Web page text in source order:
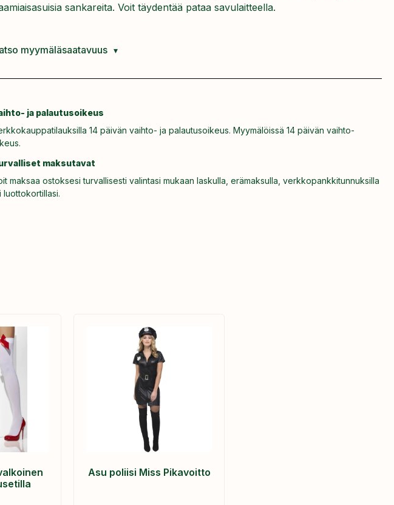
sankareita. Voit täydentää pataa savulaitteella.
myymäläsaatavuus
ja palautusoikeus
14 päivän vaihto- ja palautusoikeus. Myymälöissä 14 päivän vaihto-
maksutavat
maksaa ostoksesi turvallisesti valintasi mukaan laskulla, erämaksulla, verkkopankkitunnuksilla
luottokortillasi.
Asu poliisi Miss Pikavoitto